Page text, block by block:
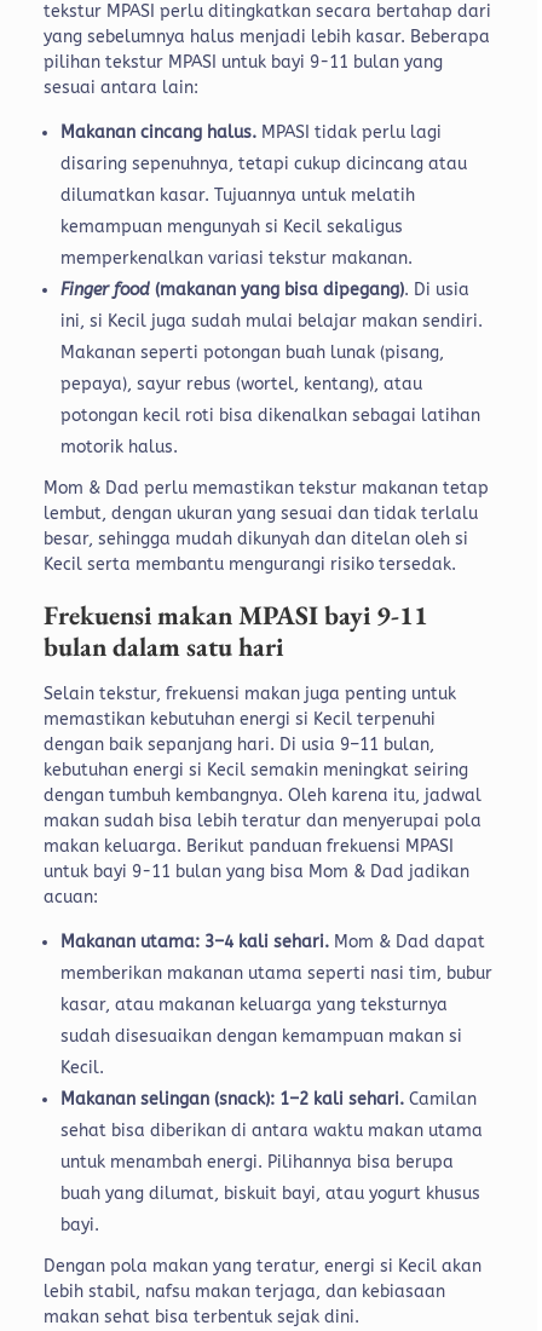
tekstur MPASI perlu ditingkatkan secara bertahap dari
yang sebelumnya halus menjadi lebih kasar. Beberapa
pilihan tekstur MPASI untuk bayi 9-11 bulan yang
sesuai antara lain:
Makanan cincang halus.MPASI tidak perlu lagi
disaring sepenuhnya, tetapi cukup dicincang atau
dilumatkan kasar. Tujuannya untuk melatih
kemampuan mengunyah si Kecil sekaligus
memperkenalkan variasi tekstur makanan.
Finger food (makanan yang bisa dipegang). Di usia
ini, si Kecil juga sudah mulai belajar makan sendiri.
Makanan seperti potongan buah lunak (pisang,
pepaya), sayur rebus (wortel, kentang), atau
potongan kecil roti bisa dikenalkan sebagai latihan
motorik halus.
Mom & Dad perlu memastikan tekstur makanan tetap
lembut, dengan ukuran yang sesuai dan tidak terlalu
besar, sehingga mudah dikunyah dan ditelan oleh si
Kecil serta membantu mengurangi risiko tersedak.
Frekuensi makan MPASI bayi 9-11
bulan dalam satu hari
Selain tekstur, frekuensi makan juga penting untuk
memastikan kebutuhan energi si Kecil terpenuhi
dengan baik sepanjang hari. Di usia 9–11 bulan,
kebutuhan energi si Kecil semakin meningkat seiring
dengan tumbuh kembangnya. Oleh karena itu, jadwal
makan sudah bisa lebih teratur dan menyerupai pola
makan keluarga. Berikut panduan frekuensi MPASI
untuk bayi 9-11 bulan yang bisa Mom & Dad jadikan
acuan:
Makanan utama: 3–4 kali sehari. Mom & Dad dapat
memberikan makanan utama seperti nasi tim, bubur
kasar, atau makanan keluarga yang teksturnya
sudah disesuaikan dengan kemampuan makan si
Kecil.
Makanan selingan (snack): 1–2 kali sehari. Camilan
sehat bisa diberikan di antara waktu makan utama
untuk menambah energi. Pilihannya bisa berupa
buah yang dilumat, biskuit bayi, atau yogurt khusus
bayi.
Dengan pola makan yang teratur, energi si Kecil akan
lebih stabil, nafsu makan terjaga, dan kebiasaan
makan sehat bisa terbentuk sejak dini.